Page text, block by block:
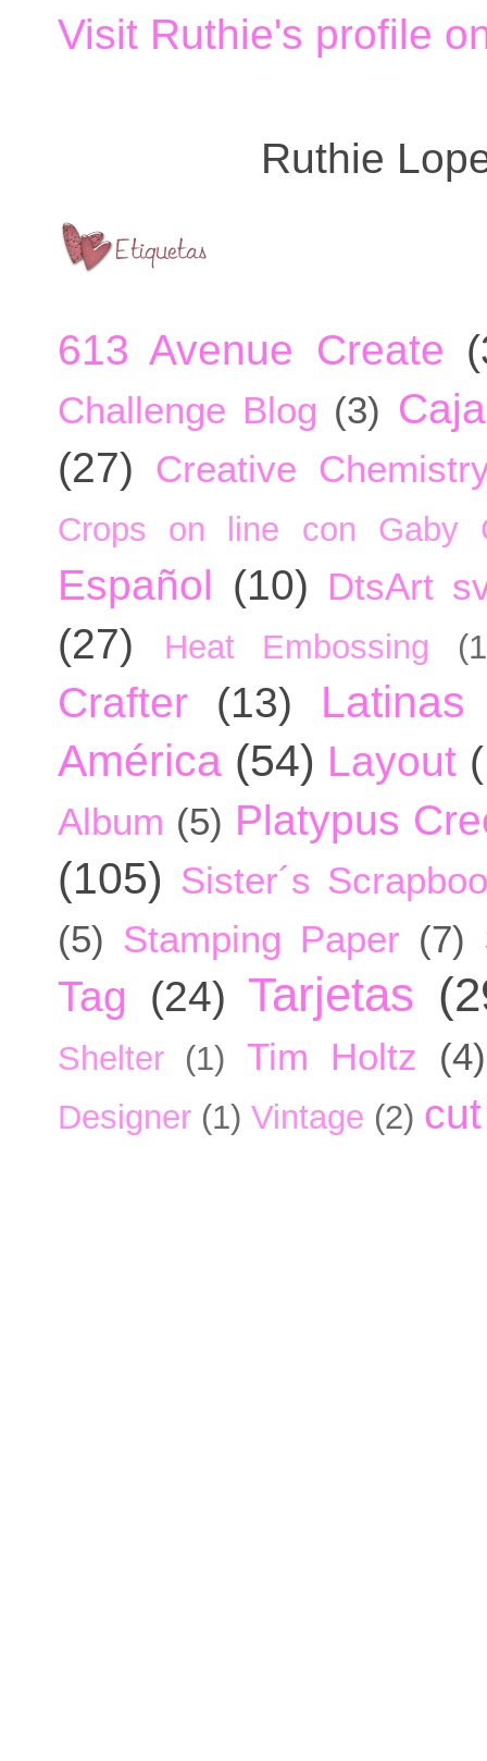
Visit Ruthie's profile
Ruthie
613 Avenue Create
Challenge Blog (3)
(27) Creative
Crops on line con Gaby
Español (10) DtsArt
(27) Heat Embossing
Crafter (13)
América (54) Layout
Album (5) Platypus
(105) Sister´s
(5) Stamping Paper (7)
Tag (24) Tarjetas
Shelter (1) Tim Holtz (4)
Designer (1) Vintage (2)